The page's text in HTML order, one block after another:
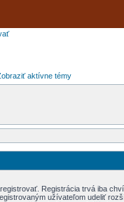
aktívne témy
Registrácia trvá iba
užívateľom udeliť